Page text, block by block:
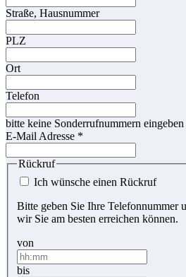
Straße, Hausnummer
PLZ
Ort
Telefon
bitte keine Sonderrufnummern eingeben
E-Mail Adresse *
Rückruf
Ich wünsche einen Rückruf
Bitte geben Sie Ihre Telefonnummer
wir Sie am besten erreichen können.
von
bis